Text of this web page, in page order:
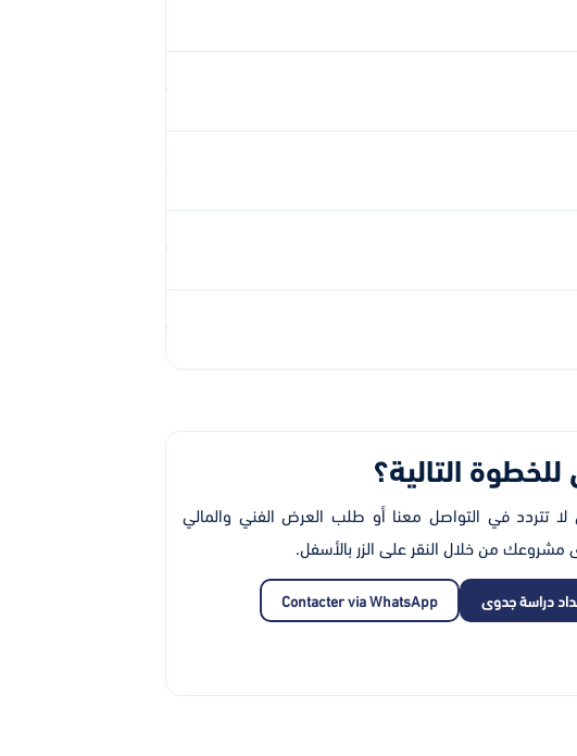
التالية؟
لا تتردد في التواصل معنا أو طلب العرض الفني والمالي
مشروعك من خلال النقر على الزر بالأسفل.
دراسة جدوى Contacter via WhatsApp